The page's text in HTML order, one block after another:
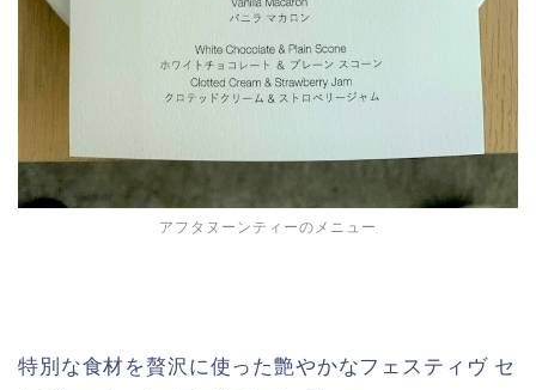
アフタヌーンティーのメニュー
特別な食材を贅沢に使った艶やかなフェスティヴ セ